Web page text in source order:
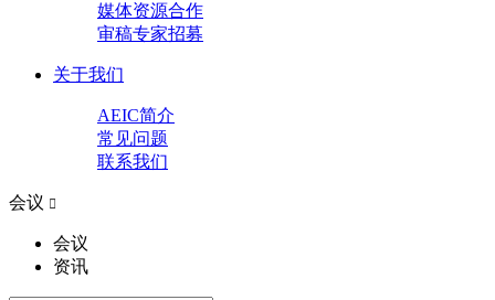
媒体资源合作
审稿专家招募
关于我们
AEIC简介
常见问题
联系我们
会议 
会议
资讯